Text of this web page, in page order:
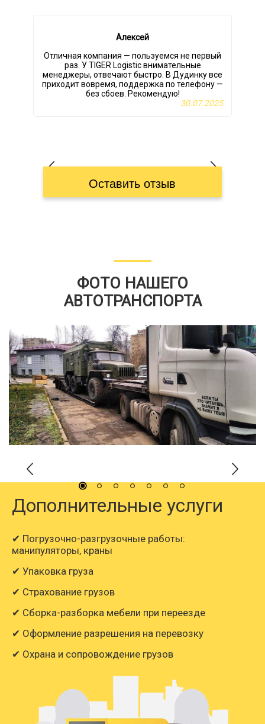
Алексей
Отличная компания — пользуемся не первый
раз. У TIGER Logistic внимательные
менеджеры, отвечают быстро. В Дудинку все
приходит вовремя, поддержка по телефону —
без сбоев. Рекомендую!
30.07.2025
Оставить отзыв
ФОТО НАШЕГО
АВТОТРАНСПОРТА
Дополнительные услуги
✔ Погрузочно-разгрузочные работы:
манипуляторы, краны
✔ Упаковка груза
✔ Страхование грузов
✔ Сборка-разборка мебели при переезде
✔ Оформление разрешения на перевозку
✔ Охрана и сопровождение грузов